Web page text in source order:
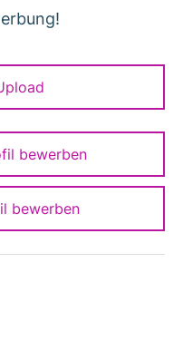
bewerben
bewerben